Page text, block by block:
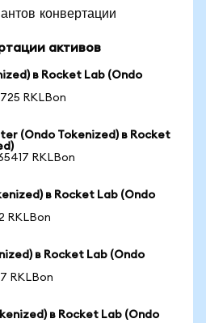
конвертации
активов
в Rocket Lab (Ondo
RKLBon
(Ondo Tokenized) в Rocket
RKLBon
в Rocket Lab (Ondo
RKLBon
в Rocket Lab (Ondo
RKLBon
в Rocket Lab (Ondo